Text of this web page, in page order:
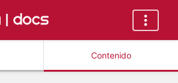
Contenido